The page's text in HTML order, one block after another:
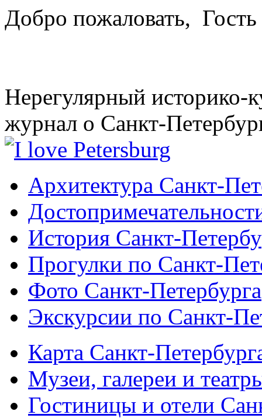
Добро пожаловать, Гость
Нерегулярный историко-
журнал о Санкт-
Архитектура Санкт-
История Санкт-
Прогулки по Санкт-
Фото Санкт-Петербурга
Экскурсии по Санкт-
Карта Санкт-
Музеи, галереи и
Гостиницы и отели